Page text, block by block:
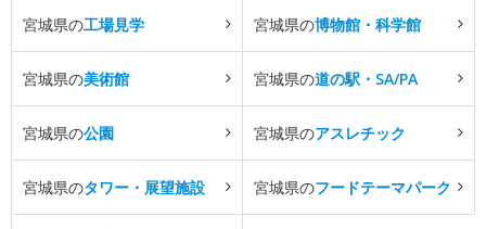
宮城県の工場見学 宮城県の博物館・科学館
宮城県の美術館 宮城県の道の駅・SA/PA
宮城県の公園 宮城県のアスレチック
宮城県のタワー・展望施設 宮城県のフードテーマパーク